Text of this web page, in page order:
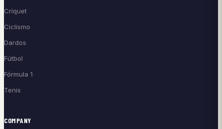
Críquet
Ciclismo
Dardos
Fútbol
Fórmula 1
Tenis
COMPANY